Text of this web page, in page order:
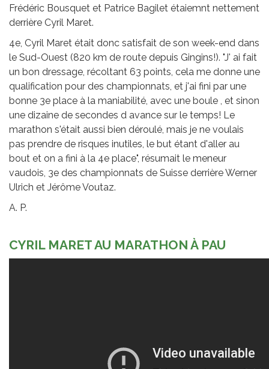
Frédéric Bousquet et Patrice Bagilet étaiemnt nettement
derrière Cyril Maret.
4e, Cyril Maret était donc satisfait de son week-end dans
le Sud-Ouest (820 km de route depuis Gingins!). "J' ai fait
un bon dressage, récoltant 63 points, cela me donne une
qualification pour des championnats, et j'ai fini par une
bonne 3e place à la maniabilité, avec une boule , et sinon
une dizaine de secondes d avance sur le temps! Le
marathon s'était aussi bien déroulé, mais je ne voulais
pas prendre de risques inutiles, le but étant d'aller au
bout et on a fini à la 4e place", résumait le meneur
vaudois, 3e des championnats de Suisse derrière Werner
Ulrich et Jérôme Voutaz.
A. P.
CYRIL MARET AU MARATHON À PAU